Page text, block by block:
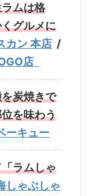
ムは格
グルメに
カン 本店 /
店
炭焼きで
を味わう
ーキュー
ラムしゃ
しゃぶしゃ